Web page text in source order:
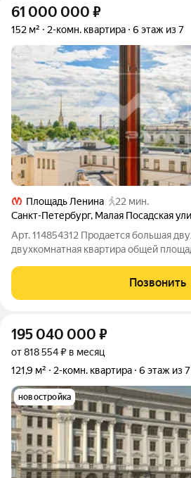
61 000 000 ₽
152 м² 2-комн. квартира 6 этаж из 7
Площадь Ленина
22 мин.
Санкт-Петербург, Малая Посадская
Арт. 114854312 Продается большая
двухкомнатная квартира общей
Петербурга. Расположение в одном
комфортных исторических мест в
Позвонить
195 040 000 ₽
от 818 554 ₽ в месяц
121,9 м²
2-комн. квартира 6 этаж из 7
новостройка